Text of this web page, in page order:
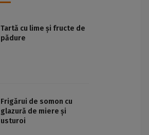
Tartă cu lime și fructe de
pădure
Frigărui de somon cu
glazură de miere și
usturoi